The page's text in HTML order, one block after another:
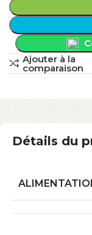
Ajouter à la
comparaison
Détails du